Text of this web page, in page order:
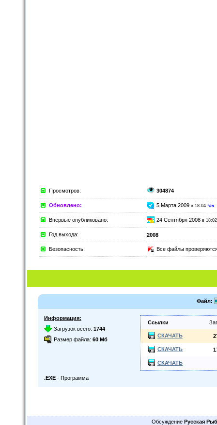
Просмотров: 304874
Обновлено: 5 Марта 2009 в 18:04 Чт
Впервые опубликовано: 24 Сентября 2008 в
Год выхода: 2008
Безопасность: Все файлы
Файл:
Информация:
Загрузок всего: 1744
Размер файла: 60 Мб
Ссылки
СКАЧАТЬ
СКАЧАТЬ
СКАЧАТЬ
.EXE - Программа
Обсуждение Русская